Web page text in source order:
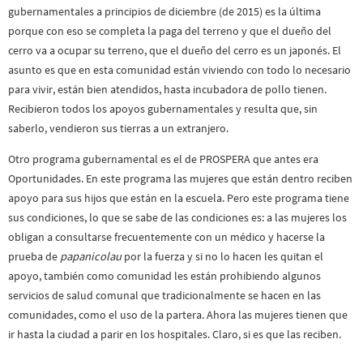
gubernamentales a principios de diciembre (de 2015) es la última
porque con eso se completa la paga del terreno y que el dueño del
cerro va a ocupar su terreno, que el dueño del cerro es un japonés. El
asunto es que en esta comunidad están viviendo con todo lo necesario
para vivir, están bien atendidos, hasta incubadora de pollo tienen.
Recibieron todos los apoyos gubernamentales y resulta que, sin
saberlo, vendieron sus tierras a un extranjero.
Otro programa gubernamental es el de PROSPERA que antes era
Oportunidades. En este programa las mujeres que están dentro reciben
apoyo para sus hijos que están en la escuela. Pero este programa tiene
sus condiciones, lo que se sabe de las condiciones es: a las mujeres los
obligan a consultarse frecuentemente con un médico y hacerse la
prueba de papanicolaupor la fuerza y si no lo hacen les quitan el
apoyo, también como comunidad les están prohibiendo algunos
servicios de salud comunal que tradicionalmente se hacen en las
comunidades, como el uso de la partera. Ahora las mujeres tienen que
ir hasta la ciudad a parir en los hospitales. Claro, si es que las reciben.